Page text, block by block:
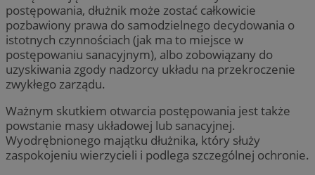
postępowania, dłużnik może zostać całkowicie
pozbawiony prawa do samodzielnego decydowania o
istotnych czynnościach (jak ma to miejsce w
postępowaniu sanacyjnym), albo zobowiązany do
uzyskiwania zgody nadzorcy układu na przekroczenie
zwykłego zarządu.
Ważnym skutkiem otwarcia postępowania jest także
powstanie masy układowej lub sanacyjnej.
Wyodrębnionego majątku dłużnika, który służy
zaspokojeniu wierzycieli i podlega szczególnej ochronie.